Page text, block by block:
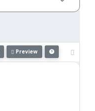
Preview